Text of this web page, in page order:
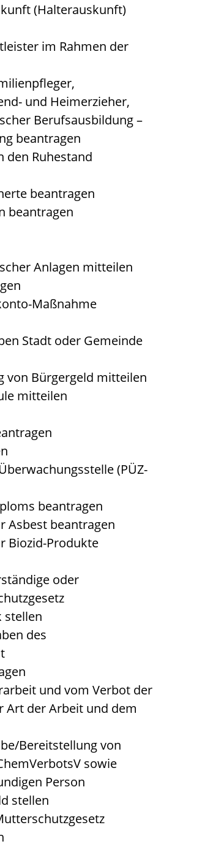
(Halterauskunft)
im Rahmen der
und Heimerzieher,
Berufsausbildung –
beantragen
den Ruhestand
beantragen
beantragen
Anlagen mitteilen
Maßnahme
Stadt oder Gemeinde
von Bürgergeld mitteilen
mitteilen
(PÜZ-
beantragen
Asbest beantragen
Biozid-Produkte
oder
stellen
des
und vom Verbot der
Art der Arbeit und dem
Bereitstellung von
sowie
Person
stellen